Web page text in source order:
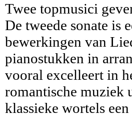
Twee topmusici
De tweede sonate is
bewerkingen van
pianostukken in
vooral excelleert in
romantische muziek
klassieke wortels